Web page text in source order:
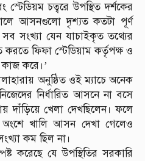
চত্বরে উপস্থিত দর্শকের
আসনগুলো দৃশ্যত কতটা পূর্ণ
সংখ্যা যেন যাচাইকৃত তথ্যের
করতে ফিফা স্টেডিয়াম কর্তৃপক্ষ ও
কাজ করে।’
অনুষ্ঠিত ওই ম্যাচে অনেক
নির্ধারিত আসনে না বসে
দাঁড়িয়ে খেলা দেখছিলেন। ফলে
অংশে খালি আসন দেখা গেলেও
কম ছিল না।
করেছে যে উপস্থিতির সরকারি